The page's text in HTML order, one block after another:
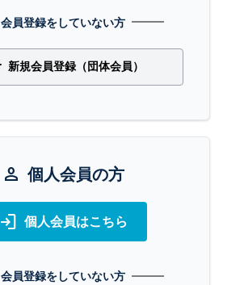
会員登録をしていない方
新規会員登録（団体会員）
person 個人会員の方
login 個人会員はこちら
会員登録をしていない方